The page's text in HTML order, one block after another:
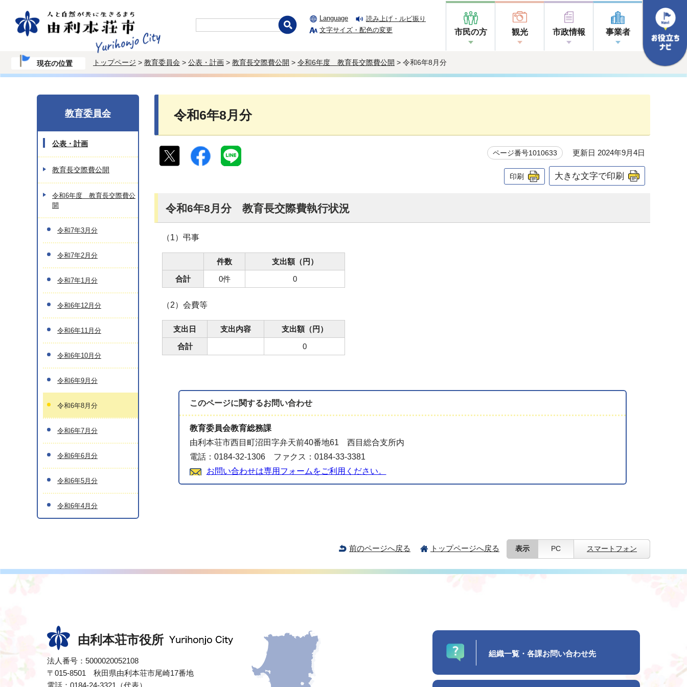
Language
読み上げ・ルビ振り
文字サイズ・配色の変更
市民の方 観光 市政情報 事業者
現在の位置 トップページ > 教育委員会 > 公表・計画 > 教育長交際費公開 > 令和6年度 教育長交際費公開 > 令和6年8月分
令和6年8月分
ページ番号1010633 更新日 2024年9月4日
印刷 大きな文字で印刷
令和6年8月分 教育長交際費執行状況
（1）弔事
件数
支出額（円）
合計
0件 0
（2）会費等
支出日 支出内容
支出額（円）
合計
0
このページに関するお問い合わせ
教育委員会教育総務課
由利本荘市西目町沼田字弁天前40番地61 西目総合支所内
電話：0184-32-1306 ファクス：0184-33-3381
お問い合わせは専用フォームをご利用ください。
教育委員会
公表・計画
教育長交際費公開
令和6年度 教育長交際費公
開
令和7年3月分
令和7年2月分
令和7年1月分
令和6年12月分
令和6年11月分
令和6年10月分
令和6年9月分
令和6年8月分
令和6年7月分
令和6年6月分
令和6年5月分
令和6年4月分
前のページへ戻る トップページへ戻る 表示 PC スマートフォン
由利本荘市役所
法人番号：5000020052108
〒015-8501 秋田県由利本荘市尾崎17番地
電話：0184-24-3321（代表）
組織一覧・各課お問い合わせ先